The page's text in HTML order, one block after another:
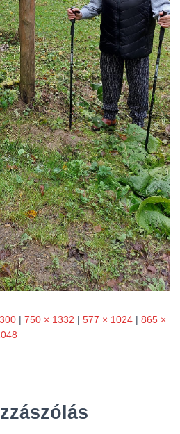
| 750 × 1332 | 577 × 1024 | 865 ×